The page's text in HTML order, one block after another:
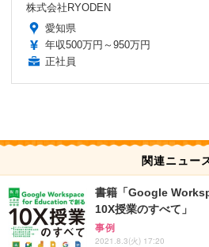
株式会社RYODEN
愛知県
年収500万円～950万円
正社員
関連ニュー
書籍「Google
10X授業のすべて」
事例
2021.8.3(火) 17:20